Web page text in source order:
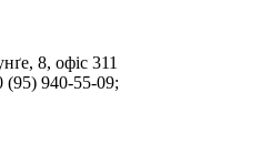
8, офіс 311
(95) 940-55-09;